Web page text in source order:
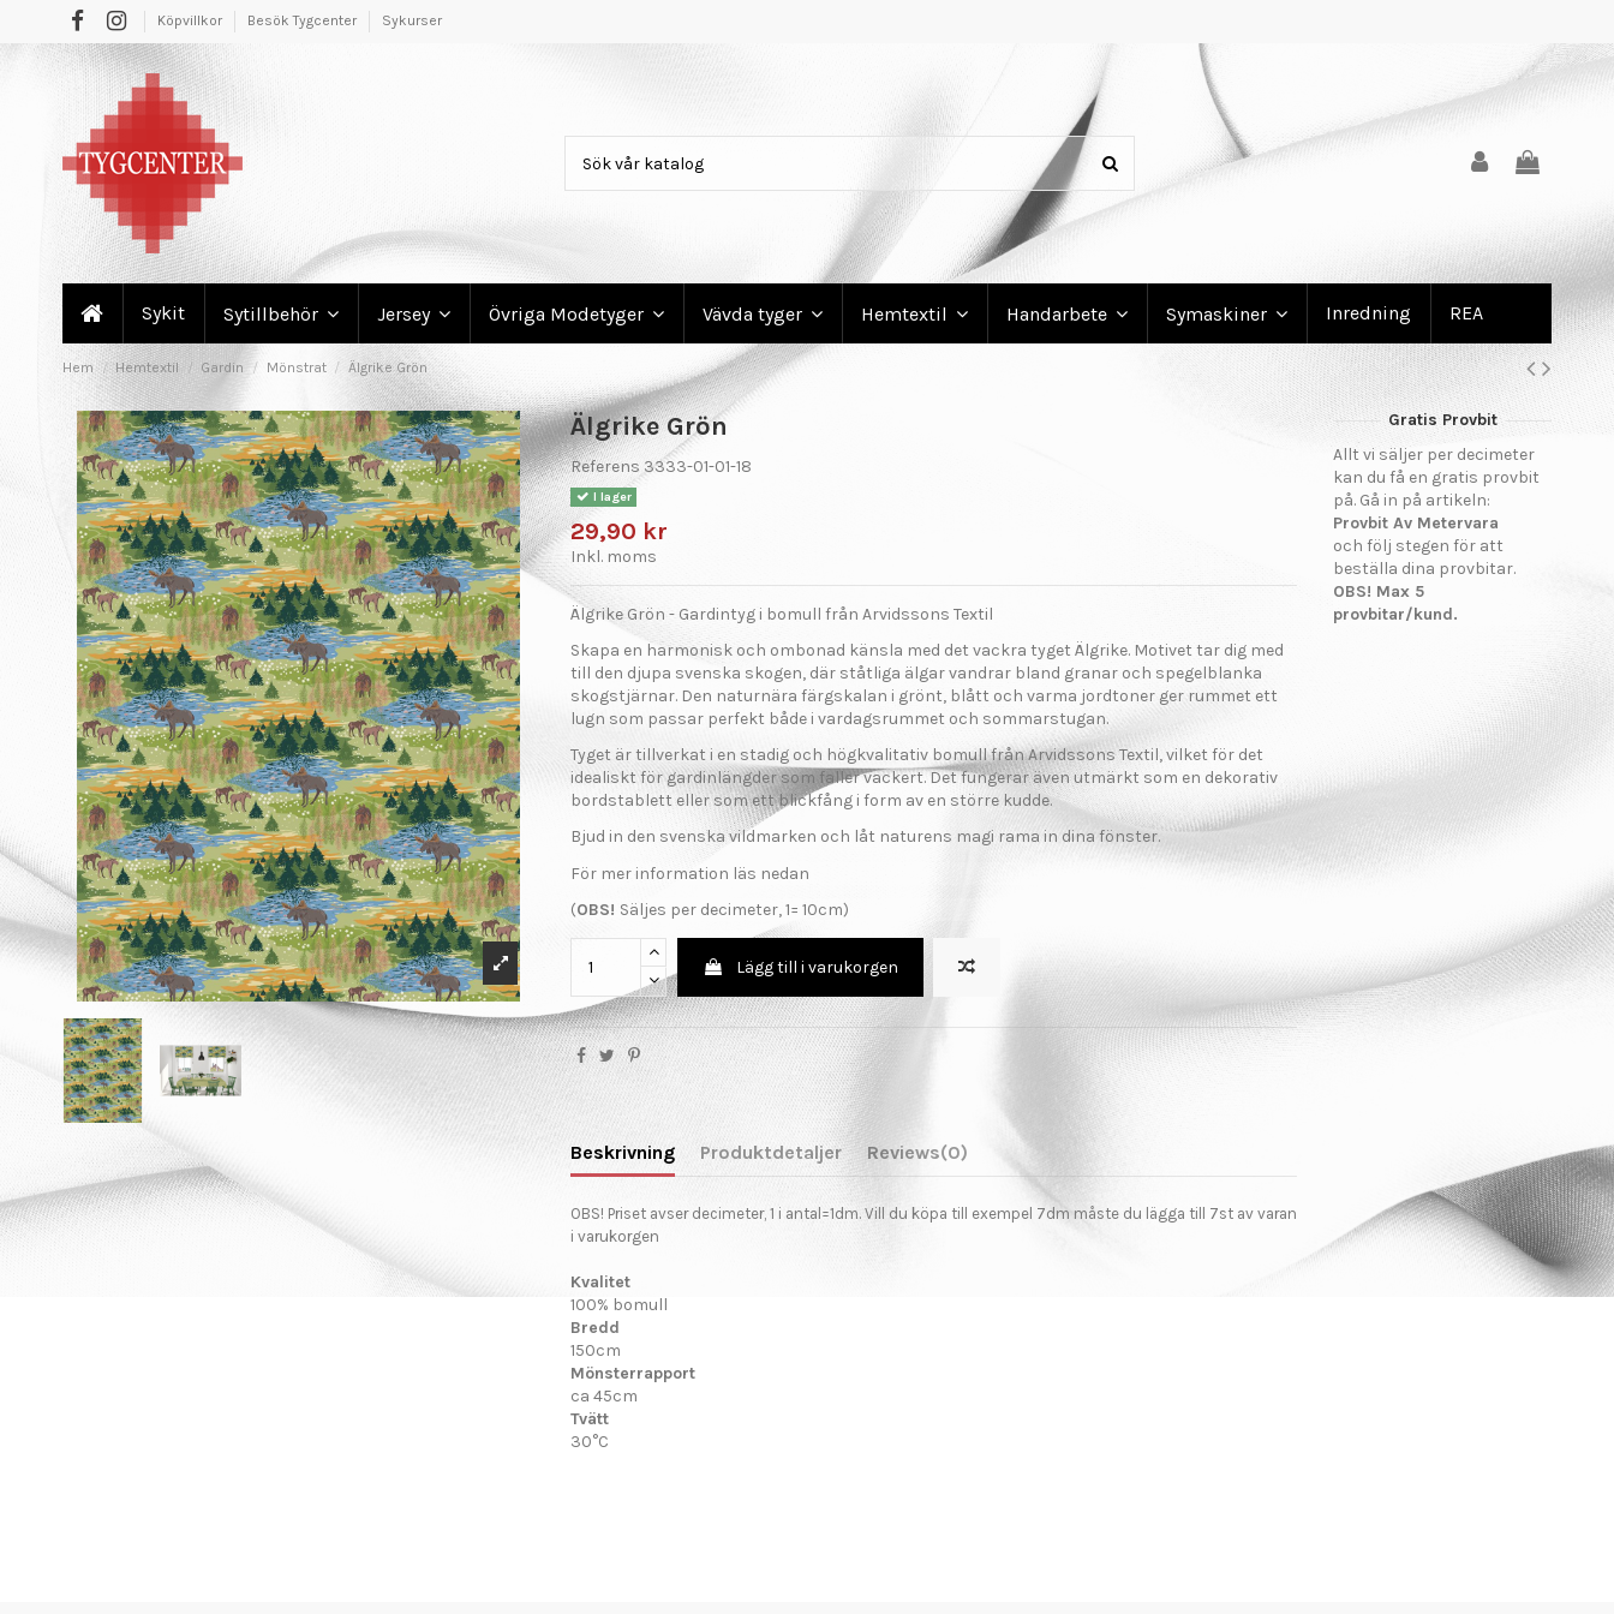
Köpvillkor Besök Tygcenter Sykurser
Sykit Sytillbehör Jersey Övriga Modetyger Vävda tyger Hemtextil Handarbete Symaskiner Inredning REA
Hem Hemtextil Gardin Mönstrat Älgrike Grön
Älgrike Grön
Referens 3333-01-01-18
I lager
29,90 kr
Inkl. moms
Älgrike Grön - Gardintyg i bomull från Arvidssons Textil
Skapa en harmonisk och ombonad känsla med det vackra tyget Älgrike. Motivet tar dig med
till den djupa svenska skogen, där ståtliga älgar vandrar bland granar och spegelblanka
skogstjärnar. Den naturnära färgskalan i grönt, blått och varma jordtoner ger rummet ett
lugn som passar perfekt både i vardagsrummet och sommarstugan.
Tyget är tillverkat i en stadig och högkvalitativ bomull från Arvidssons Textil, vilket för det
idealiskt för gardinlängder som faller vackert. Det fungerar även utmärkt som en dekorativ
bordstablett eller som ett blickfång i form av en större kudde.
Bjud in den svenska vildmarken och låt naturens magi rama in dina fönster.
För mer information läs nedan
(OBS! Säljes per decimeter, 1= 10cm)
Lägg till i varukorgen
Beskrivning Produktdetaljer Reviews(0)
OBS! Priset avser decimeter, 1 i antal=1dm. Vill du köpa till exempel 7dm måste du lägga till 7st av varan
i varukorgen
Kvalitet
100% bomull
Bredd
150cm
Mönsterrapport
ca 45cm
Tvätt
30°C
Gratis Provbit
Allt vi säljer per decimeter
kan du få en gratis provbit
på. Gå in på artikeln:
Provbit Av Metervara
och följ stegen för att
beställa dina provbitar.
OBS! Max 5
provbitar/kund.